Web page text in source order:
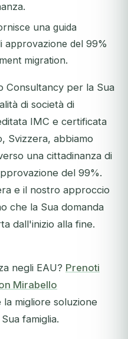
una guida
approvazione del 99%
migration.
Consultancy per la Sua
di società di
IMC e certificata
Svizzera, abbiamo
una cittadinanza di
del 99%.
e il nostro approccio
che la Sua domanda
dall'inizio alla fine.
negli EAU? Prenoti
Mirabello
migliore soluzione
famiglia.